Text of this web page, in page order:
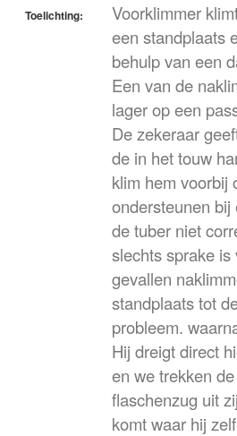
Toelichting:
Voorklimmer
een standplaats
behulp van een
Een van de
lager op een
De zekeraar
de in het touw
klim hem voorbij
ondersteunen
de tuber niet
slechts sprake
gevallen
standplaats tot
probleem.
Hij dreigt direct
en we trekken
flaschenzug uit
komt waar hij